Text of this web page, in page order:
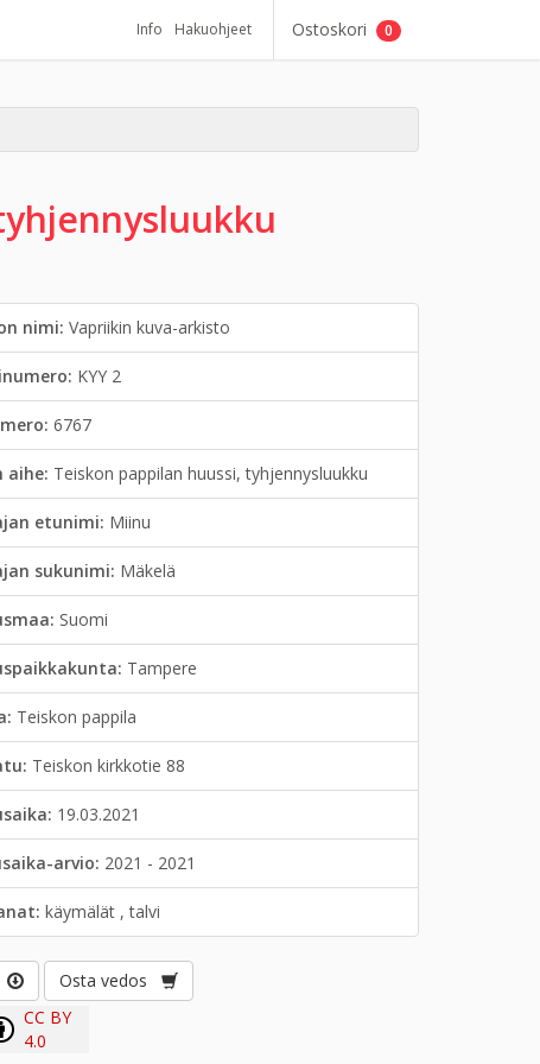
Info Hakuohjeet Ostoskori 0
nimi:Vapriikin kuva-arkisto
KYY 2
6767
aihe: Teiskon pappilan huussi, tyhjennysluukku
etunimi: Miinu
sukunimi: Mäkelä
Suomi
Tampere
Teiskon pappila
Teiskon kirkkotie 88
19.03.2021
arvio: 2021 - 2021
käymälät , talvi
Osta vedos
CC BY
4.0